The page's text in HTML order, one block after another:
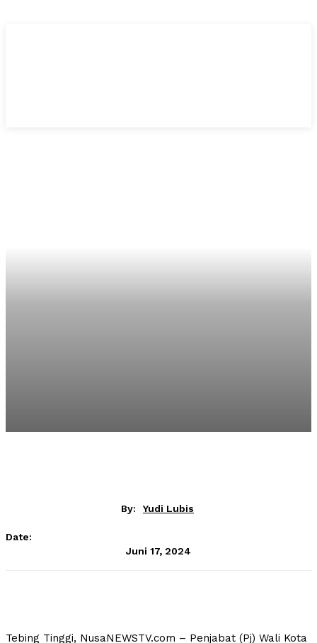
By: Yudi Lubis
Date:
Juni 17, 2024
Tebing Tinggi, NusaNEWSTV.com – Penjabat (Pj) Wali Kota